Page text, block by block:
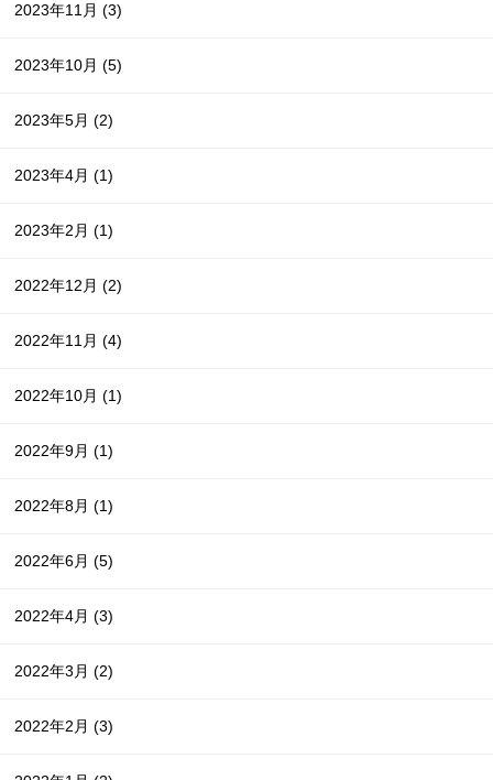
2023年11月(3)
2023年10月(5)
2023年5月(2)
2023年4月(1)
2023年2月(1)
2022年12月(2)
2022年11月(4)
2022年10月(1)
2022年9月(1)
2022年8月(1)
2022年6月(5)
2022年4月(3)
2022年3月(2)
2022年2月(3)